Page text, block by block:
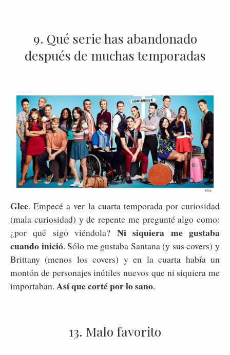
9. Qué serie has abandonado
después de muchas temporadas
Glee. Empecé a ver la cuarta temporada por curiosidad
(mala curiosidad) y de repente me pregunté algo como:
¿por qué sigo viéndola? Ni siquiera me gustaba
cuando inició. Sólo me gustaba Santana (y sus covers) y
Brittany (menos los covers) y en la cuarta había un
montón de personajes inútiles nuevos que ni siquiera me
importaban. Así que corté por lo sano.
13. Malo favorito